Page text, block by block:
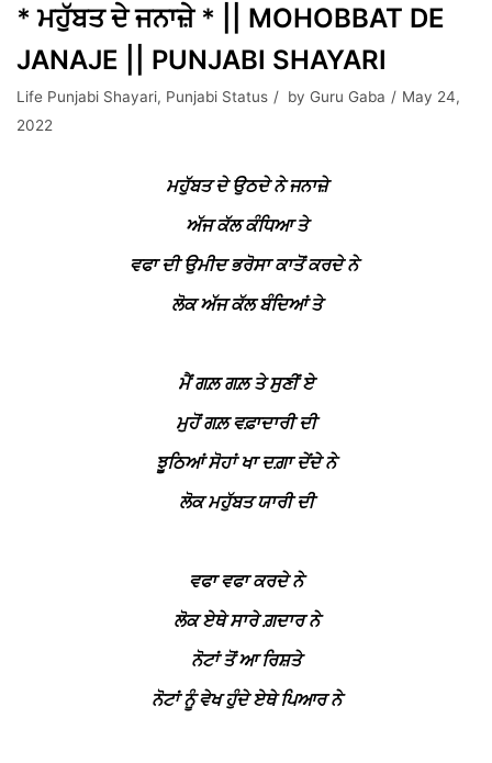
* ਮਹੁੱਬਤ ਦੇ ਜਨਾਜ਼ੇ * || MOHOBBAT DE
JANAJE || PUNJABI SHAYARI
Life Punjabi Shayari, Punjabi Status by Guru Gaba
May 24,
2022
ਮਹੁੱਬਤ ਦੇ ਉਠਦੇ ਨੇ ਜਨਾਜ਼ੇ
ਅੱਜ ਕੱਲ ਕੰਧਿਆ ਤੇ
ਵਫਾ ਦੀ ਉਮੀਦ ਭਰੋਸਾ ਕਾਤੋਂ ਕਰਦੇ ਨੇ
ਲੋਕ ਅੱਜ ਕੱਲ ਬੰਦਿਆਂ ਤੇ
ਮੈਂ ਗਲ਼ ਗਲ਼ ਤੇ ਸੁਣੀਂ ਏ
ਮੁਹੋਂ ਗਲ਼ ਵਫ਼ਾਦਾਰੀ ਦੀ
ਝੂਠਿਆਂ ਸੋਹਾਂ ਖਾ ਦਗ਼ਾ ਦੇਂਦੇ ਨੇ
ਲੋਕ ਮਹੁੱਬਤ ਯਾਰੀ ਦੀ
ਵਫਾ ਵਫਾ ਕਰਦੇ ਨੇ
ਲੋਕ ਏਥੇ ਸਾਰੇ ਗ਼ਦਾਰ ਨੇ
ਨੋਟਾਂ ਤੋਂ ਆ ਰਿਸ਼ਤੇ
ਨੋਟਾਂ ਨੂੰ ਵੇਖ ਹੁੰਦੇ ਏਥੇ ਪਿਆਰ ਨੇ